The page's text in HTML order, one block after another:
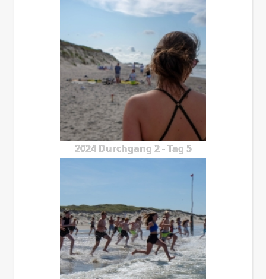
2024 Durchgang 2 - Tag 5